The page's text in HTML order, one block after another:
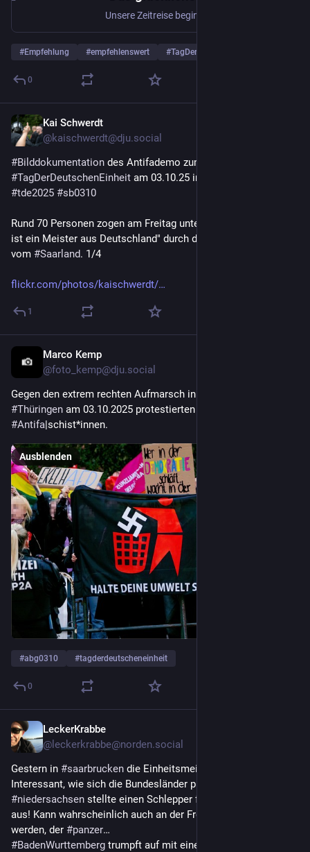
#Empfehlung #empfehlenswert #TagDerDeutschenEinheit
0
Kai Schwerdt
@kaischwerdt@dju.social
#Bilddokumentation
#TagDerDeutschenEinheit am 03.10.25 in
#tde2025 #sb0310
Rund 70 Personen zogen am Freitag unter dem Motto "Der Tod
ist ein Meister aus Deutschland" durch die Landeshauptstadt
vom #Saarland. 1/4
flickr.com/photos/kaischwerdt/
1
Marco Kemp
@foto_kemp@dju.social
Gegen den extrem rechten Aufmarsch in
#Thüringen
#Antifa|schist*innen.
Ausblenden
#abg0310 #tagderdeutscheneinheit
0
LeckerKrabbe
@ leckerkrabbe@norden.social
Gestern in #saarbrucken die Einheitsmeile besucht.
Interessant, wie sich die Bundesländer präsentieren.
#niedersachsen stellte einen Schlepper für die Landwirtschaft
aus! Kann wahrscheinlich auch an der Front eingesetzt
werden, der #panzer…
#BadenWurttemberg